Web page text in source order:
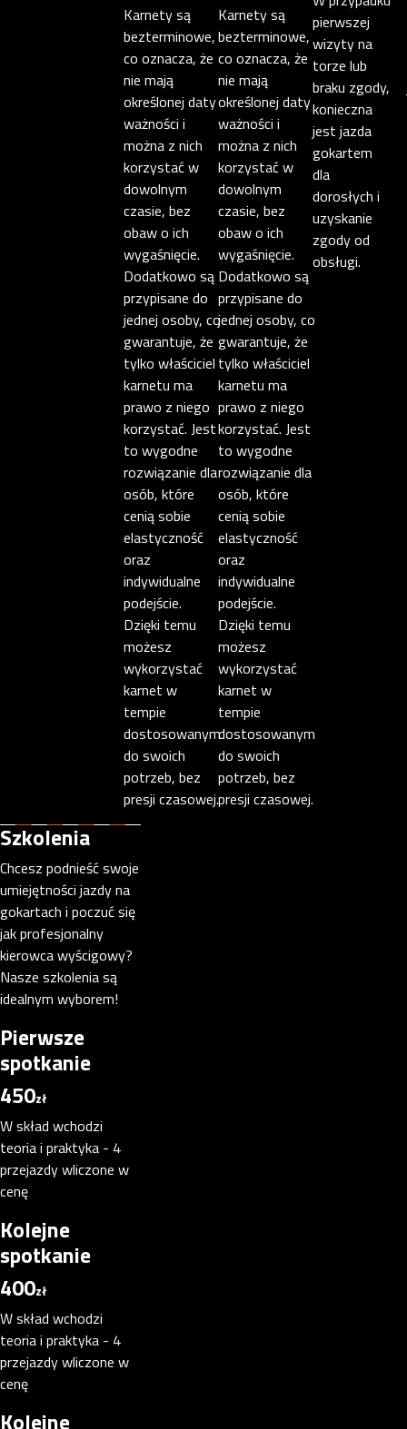
Karnety są
bezterminowe,
co oznacza, że
nie mają
określonej daty
ważności i
można z nich
korzystać w
dowolnym
czasie, bez
obaw o ich
wygaśnięcie.
Dodatkowo są
przypisane do
jednej osoby, co
gwarantuje, że
tylko właściciel
karnetu ma
prawo z niego
korzystać. Jest
to wygodne
rozwiązanie dla
osób, które
cenią sobie
elastyczność
oraz
indywidualne
podejście.
Dzięki temu
możesz
wykorzystać
karnet w
tempie
dostosowanym
do swoich
potrzeb, bez
presji czasowej.
Karnety są
bezterminowe,
co oznacza, że
nie mają
określonej daty
ważności i
można z nich
korzystać w
dowolnym
czasie, bez
obaw o ich
wygaśnięcie.
Dodatkowo są
przypisane do
jednej osoby, co
gwarantuje, że
tylko właściciel
karnetu ma
prawo z niego
korzystać. Jest
to wygodne
rozwiązanie dla
osób, które
cenią sobie
elastyczność
oraz
indywidualne
podejście.
Dzięki temu
możesz
wykorzystać
karnet w
tempie
dostosowanym
do swoich
potrzeb, bez
presji czasowej.
pierwszej
wizyty na
torze lub
braku zgody,
konieczna
jest jazda
gokartem
dla
dorosłych i
uzyskanie
zgody od
obsługi.
Szkolenia
Chcesz podnieść swoje
umiejętności jazdy na
gokartach i poczuć się
jak profesjonalny
kierowca wyścigowy?
Nasze szkolenia są
idealnym wyborem!
Pierwsze
spotkanie
450zł
W skład wchodzi
teoria i praktyka - 4
przejazdy wliczone w
cenę
Kolejne
spotkanie
400zł
W skład wchodzi
teoria i praktyka - 4
przejazdy wliczone w
cenę
Kolejne